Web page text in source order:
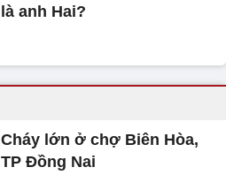
là anh Hai?
Cháy lớn ở chợ Biên Hòa,
TP Đồng Nai